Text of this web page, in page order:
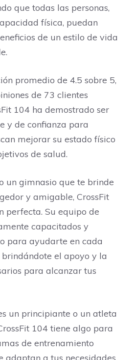
que todas las personas,
física, puedan
de un estilo de vida
promedio de 4.5 sobre 5,
de 73 clientes
104 ha demostrado ser
y de confianza para
mejorar su estado físico
de salud.
un gimnasio que te brinde
y amigable, CrossFit
perfecta. Su equipo de
capacitados y
para ayudarte en cada
el apoyo y la
para alcanzar tus
un principiante o un atleta
104 tiene algo para
de entrenamiento